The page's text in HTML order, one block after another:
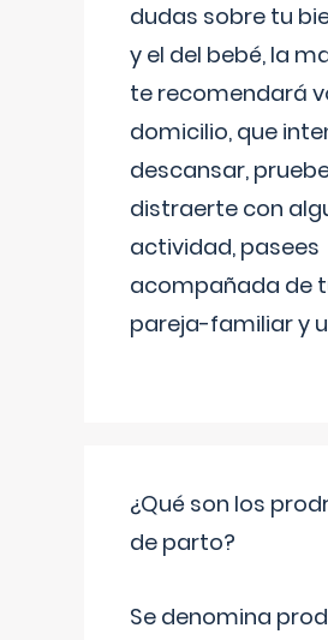
dudas sobre tu
y el del bebé, la
te recomendará
domicilio, que
descansar,
distraerte con
actividad, pasees
acompañada de
pareja-familiar y
¿Qué son los
de parto?
Se denomina